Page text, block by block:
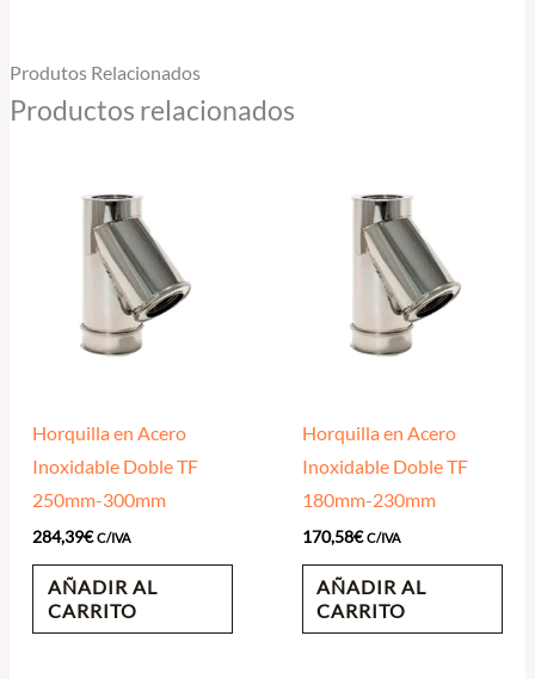
Produtos Relacionados
Productos relacionados
Horquilla en Acero
Inoxidable Doble TF
250mm-300mm
284,39€ C/IVA
AÑADIR AL
CARRITO
Horquilla en Acero
Inoxidable Doble TF
180mm-230mm
170,58€ C/IVA
AÑADIR AL
CARRITO